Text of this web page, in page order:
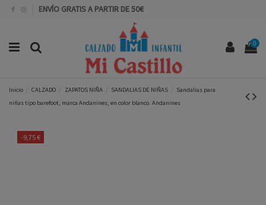
ENVÍO GRATIS A PARTIR DE 50€
0
Inicio CALZADO ZAPATOS NIÑA SANDALIAS DE NIÑAS
Sandalias para
niñas tipo barefoot, marca Andanines, en color blanco. Andanines
-9,75 €